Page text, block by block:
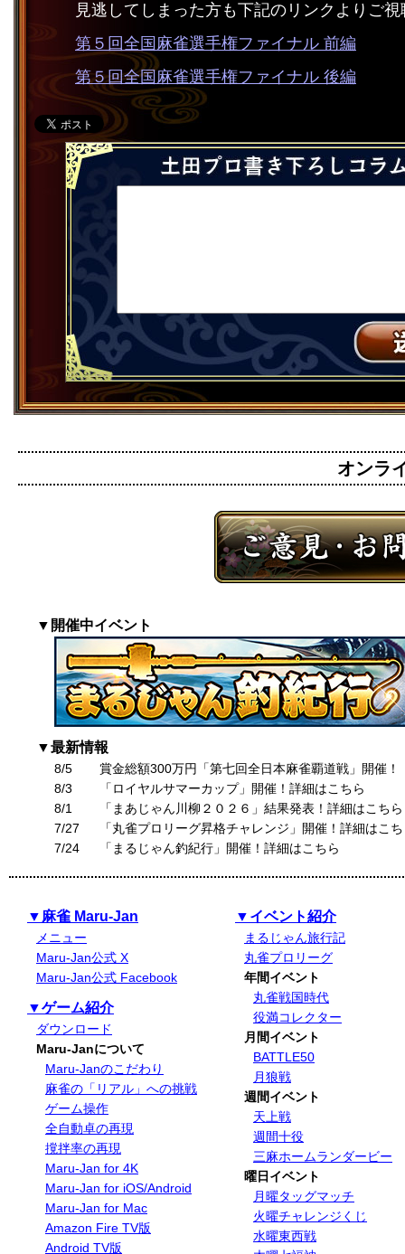
見逃してしまった方も下記のリンクよりご
第５回全国麻雀選手権ファイナル 前編
第５回全国麻雀選手権ファイナル 後編
オンラ
▼開催中イベント
▼最新情報
8/5
賞金総額300万円「第七回全日本麻雀覇道戦」開催！
8/3
「ロイヤルサマーカップ」開催！詳細はこちら
8/1
「まあじゃん川柳２０２６」結果発表！詳細はこちら
7/27
「丸雀プロリーグ昇格チャレンジ」開催！詳細はこ
7/24
「まるじゃん釣紀行」開催！詳細はこちら
▼麻雀 Maru-Jan
メニュー
Maru-Jan公式 X
Maru-Jan公式 Facebook
▼ゲーム紹介
ダウンロード
Maru-Janについて
Maru-Janのこだわり
麻雀の「リアル」への挑戦
ゲーム操作
全自動卓の再現
撹拌率の再現
Maru-Jan for 4K
Maru-Jan for iOS/Android
Maru-Jan for Mac
Amazon Fire TV版
Android TV版
▼イベント紹介
まるじゃん旅行記
丸雀プロリーグ
年間イベント
丸雀戦国時代
役満コレクター
月間イベント
BATTLE50
月狼戦
週間イベント
天上戦
週間十役
三麻ホームランダービー
曜日イベント
月曜タッグマッチ
火曜チャレンジくじ
水曜東西戦